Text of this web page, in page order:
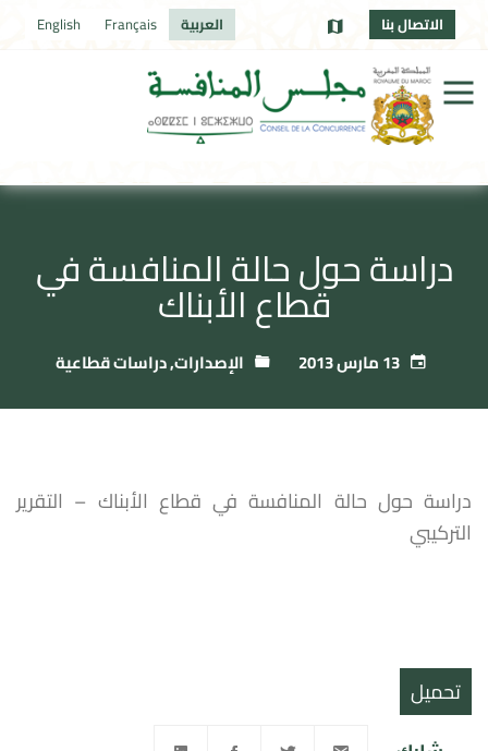
الاتصال بنا العربية Français
English
دراسة حول حالة المنافسة في
قطاع الأبناك
13 مارس 2013 الإصدارات,دراسات قطاعية
دراسة حول حالة المنافسة في قطاع الأبناك – التقرير
التركيبي
تحميل